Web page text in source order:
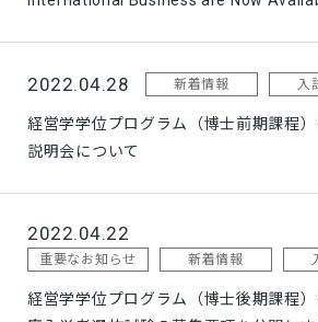
2022.04.28 新着情報 入
経営学学位プログラム（博士前期課程
説明会について
2022.04.22
重要なお知らせ 新着情報
経営学学位プログラム（博士後期課程